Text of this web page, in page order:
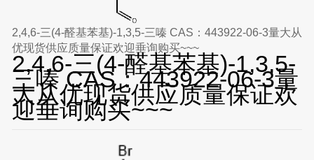
2,4,6-三(4-醛基苯基)-1,3,5-三嗪 CAS：443922-06-3量大从
优现货供应质量保证欢迎垂询购买~~~
2,4,6-三(4-醛基苯基)-1,3,5-
三嗪 CAS：443922-06-3量
大从优现货供应质量保证欢
迎垂询购买~~~